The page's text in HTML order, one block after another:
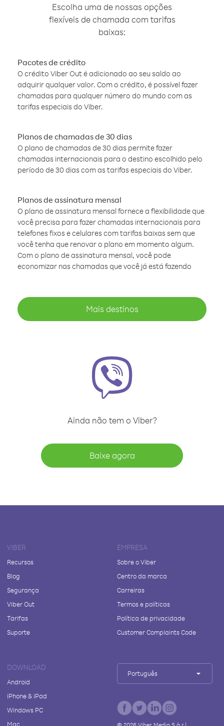
Escolha uma de nossas opções
flexíveis de chamada com tarifas
baixas:
Pacotes de crédito
O crédito Viber Out é adicionado ao seu saldo ao
adquirir qualquer valor. Com o crédito, é possível fazer
chamadas para qualquer número do mundo com as
tarifas especiais do Viber.
Planos de chamadas de 30 dias
O plano de chamadas de 30 dias permite fazer
chamadas internacionais para o destino escolhido pelo
período de 30 dias com as tarifas especiais do Viber.
Planos de assinatura mensal
O plano de assinatura mensal fornece a flexibilidade que
você precisa para fazer chamadas internacionais para
telefones fixos e celulares com tarifas baixas sem que
você tenha que renovar o plano em momento algum.
Com o plano de assinatura mensal, você pode
economizar nas chamadas que você já está fazendo
Mais destinos
Ainda não tem o Viber?
Baixe agora
VIBER
Recursos
Blog
Segurança
Viber Out
Tarifas
Suporte
EMPRESA
Sobre o Viber
Centro da marca
Carreiras
Termos e políticas
Política de privacidade
Customer Complaints Code
DOWNLOAD
Android
iPhone & iPad
Windows PC
Mac
Português